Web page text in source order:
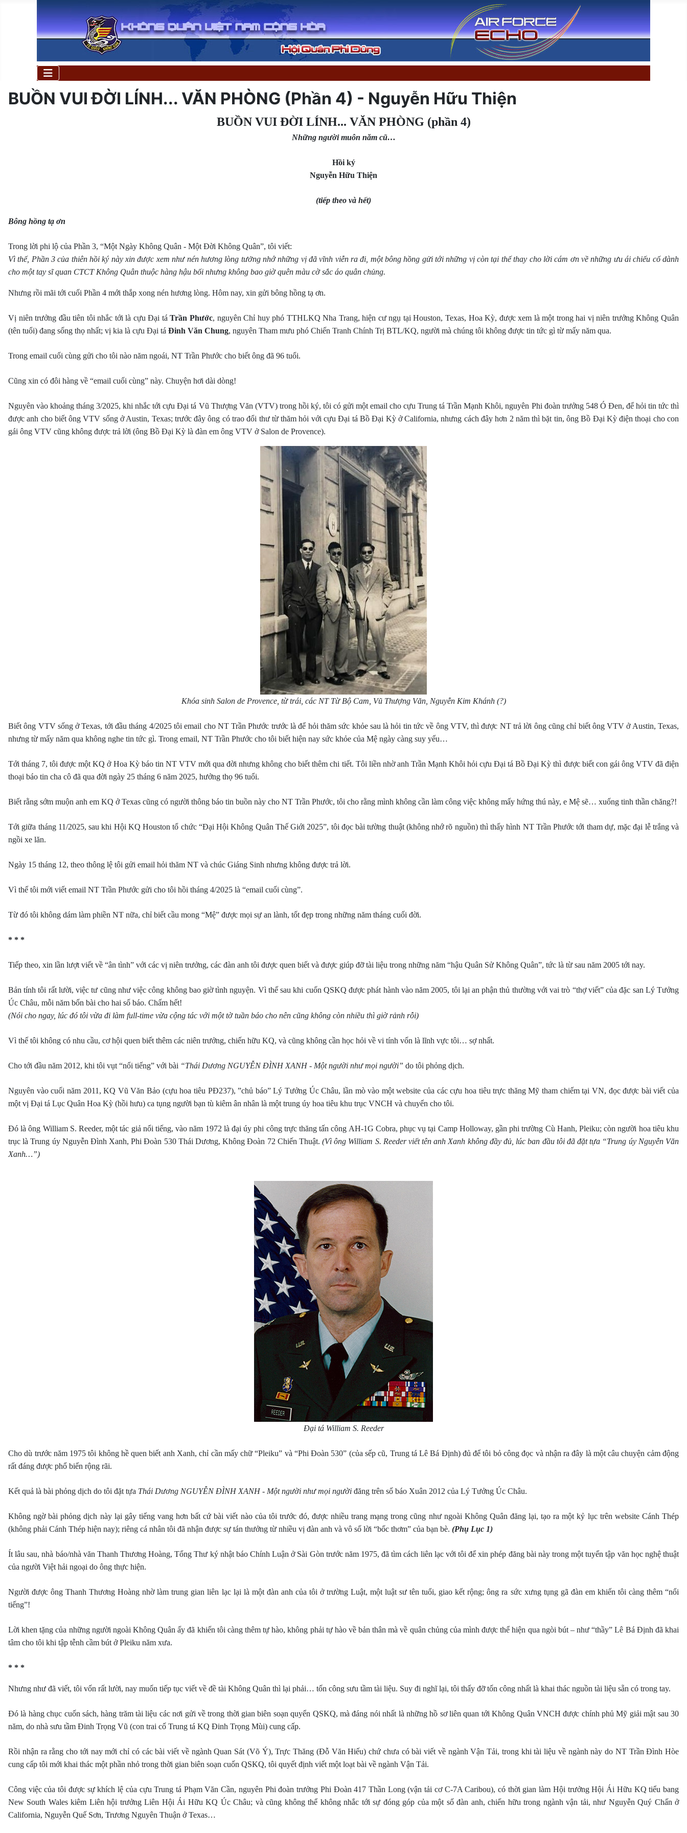
BUỒN VUI ĐỜI LÍNH... VĂN PHÒNG (Phần 4) - Nguyễn Hữu Thiện
BUỒN VUI ĐỜI LÍNH... VĂN PHÒNG (phần 4)
Những người muôn năm cũ…
Hồi ký
Nguyễn Hữu Thiện
(tiếp theo và hết)
Bông hồng tạ ơn
Trong lời phi lộ của Phần 3, “Một Ngày Không Quân - Một Đời Không Quân”, tôi viết:
Vì thế, Phần 3 của thiên hồi ký này xin được xem như nén hương lòng tưởng nhớ những vị đã vĩnh viễn ra đi, một bông hồng gửi tới những vị còn tại thế thay cho lời cám ơn về những ưu ái chiếu cố dành
cho một tay sĩ quan CTCT Không Quân thuộc hàng hậu bối nhưng không bao giờ quên màu cờ sắc áo quân chủng.
Nhưng rồi mãi tới cuối Phần 4 mới thắp xong nén hương lòng. Hôm nay, xin gửi bông hồng tạ ơn.
Vị niên trưởng đầu tiên tôi nhắc tới là cựu Đại tá Trần Phước, nguyên Chỉ huy phó TTHLKQ Nha Trang, hiện cư ngụ tại Houston, Texas, Hoa Kỳ, được xem là một trong hai vị niên trưởng Không Quân
(tên tuổi) đang sống thọ nhất; vị kia là cựu Đại tá Đinh Văn Chung, nguyên Tham mưu phó Chiến Tranh Chính Trị BTL/KQ, người mà chúng tôi không được tin tức gì từ mấy năm qua.
Trong email cuối cùng gửi cho tôi nào năm ngoái, NT Trần Phước cho biết ông đã 96 tuổi.
Cũng xin có đôi hàng về “email cuối cùng” này. Chuyện hơi dài dòng!
Nguyên vào khoảng tháng 3/2025, khi nhắc tới cựu Đại tá Vũ Thượng Văn (VTV) trong hồi ký, tôi có gửi một email cho cựu Trung tá Trần Mạnh Khôi, nguyên Phi đoàn trưởng 548 Ó Đen, để hỏi tin tức thì
được anh cho biết ông VTV sống ở Austin, Texas; trước đây ông có trao đổi thư từ thăm hỏi với cựu Đại tá Bồ Đại Kỳ ở California, nhưng cách đây hơn 2 năm thì bặt tin, ông Bồ Đại Kỳ điện thoại cho con
gái ông VTV cũng không được trả lời (ông Bồ Đại Kỳ là đàn em ông VTV ở Salon de Provence).
Khóa sinh Salon de Provence, từ trái, các NT Từ Bộ Cam, Vũ Thượng Văn, Nguyễn Kim Khánh (?)
Biết ông VTV sống ở Texas, tới đầu tháng 4/2025 tôi email cho NT Trần Phước trước là để hỏi thăm sức khỏe sau là hỏi tin tức về ông VTV, thì được NT trả lời ông cũng chỉ biết ông VTV ở Austin, Texas,
nhưng từ mấy năm qua không nghe tin tức gì. Trong email, NT Trần Phước cho tôi biết hiện nay sức khỏe của Mệ ngày càng suy yếu…
Tới tháng 7, tôi được một KQ ở Hoa Kỳ báo tin NT VTV mới qua đời nhưng không cho biết thêm chi tiết. Tôi liền nhờ anh Trần Mạnh Khôi hỏi cựu Đại tá Bồ Đại Kỳ thì được biết con gái ông VTV đã điện
thoại báo tin cha cô đã qua đời ngày 25 tháng 6 năm 2025, hưởng thọ 96 tuổi.
Biết rằng sớm muộn anh em KQ ở Texas cũng có người thông báo tin buồn này cho NT Trần Phước, tôi cho rằng mình không cần làm công việc không mấy hứng thú này, e Mệ sẽ… xuống tinh thần chăng?!
Tới giữa tháng 11/2025, sau khi Hội KQ Houston tổ chức “Đại Hội Không Quân Thế Giới 2025”, tôi đọc bài tường thuật (không nhớ rõ nguồn) thì thấy hình NT Trần Phước tới tham dự, mặc đại lễ trắng và
ngồi xe lăn.
Ngày 15 tháng 12, theo thông lệ tôi gửi email hỏi thăm NT và chúc Giáng Sinh nhưng không được trả lời.
Vì thế tôi mới viết email NT Trần Phước gửi cho tôi hồi tháng 4/2025 là “email cuối cùng”.
Từ đó tôi không dám làm phiền NT nữa, chỉ biết cầu mong “Mệ” được mọi sự an lành, tốt đẹp trong những năm tháng cuối đời.
* * *
Tiếp theo, xin lần lượt viết về “ân tình” với các vị niên trưởng, các đàn anh tôi được quen biết và được giúp đỡ tài liệu trong những năm “hậu Quân Sử Không Quân”, tức là từ sau năm 2005 tới nay.
Bản tính tôi rất lười, việc tư cũng như việc công không bao giờ tình nguyện. Vì thế sau khi cuốn QSKQ được phát hành vào năm 2005, tôi lại an phận thủ thường với vai trò “thợ viết” của đặc san Lý Tưởng
Úc Châu, mỗi năm bốn bài cho hai số báo. Chấm hết!
(Nói cho ngay, lúc đó tôi vừa đi làm full-time vừa cộng tác với một tờ tuần báo cho nên cũng không còn nhiều thì giờ rảnh rỗi)
Vì thế tôi không có nhu cầu, cơ hội quen biết thêm các niên trưởng, chiến hữu KQ, và cũng không cần học hỏi về vi tính vốn là lĩnh vực tôi… sợ nhất.
Cho tới đầu năm 2012, khi tôi vụt “nổi tiếng” với bài “Thái Dương NGUYỄN ĐÌNH XANH - Một người như mọi người” do tôi phỏng dịch.
Nguyên vào cuối năm 2011, KQ Vũ Văn Bảo (cựu hoa tiêu PĐ237), ”chủ báo” Lý Tưởng Úc Châu, lần mò vào một website của các cựu hoa tiêu trực thăng Mỹ tham chiếm tại VN, đọc được bài viết của
một vị Đại tá Lục Quân Hoa Kỳ (hồi hưu) ca tụng người bạn tù kiêm ân nhân là một trung úy hoa tiêu khu trục VNCH và chuyển cho tôi.
Đó là ông William S. Reeder, một tác giả nổi tiếng, vào năm 1972 là đại úy phi công trực thăng tấn công AH-1G Cobra, phục vụ tại Camp Holloway, gần phi trường Cù Hanh, Pleiku; còn người hoa tiêu khu
trục là Trung úy Nguyễn Đình Xanh, Phi Đoàn 530 Thái Dương, Không Đoàn 72 Chiến Thuật.(Vì ông William S. Reeder viết tên anh Xanh không đầy đủ, lúc ban đầu tôi đã đặt tựa “Trung úy Nguyễn Văn
Xanh…”)
Đại tá William S. Reeder
Cho dù trước năm 1975 tôi không hề quen biết anh Xanh, chỉ cần mấy chữ “Pleiku” và “Phi Đoàn 530” (của sếp cũ, Trung tá Lê Bá Định) đủ để tôi bỏ công đọc và nhận ra đây là một câu chuyện cảm động
rất đáng được phổ biến rộng rãi.
Kết quả là bài phỏng dịch do tôi đặt tựa Thái Dương NGUYỄN ĐÌNH XANH - Một người như mọi người đăng trên số báo Xuân 2012 của Lý Tưởng Úc Châu.
Không ngờ bài phỏng dịch này lại gây tiếng vang hơn bất cứ bài viết nào của tôi trước đó, được nhiều trang mạng trong cũng như ngoài Không Quân đăng lại, tạo ra một kỷ lục trên website Cánh Thép
(không phải Cánh Thép hiện nay); riêng cá nhân tôi đã nhận được sự tán thưởng từ nhiều vị đàn anh và vô số lời “bốc thơm” của bạn bè. (Phụ Lục 1)
Ít lâu sau, nhà báo/nhà văn Thanh Thương Hoàng, Tổng Thư ký nhật báo Chính Luận ở Sài Gòn trước năm 1975, đã tìm cách liên lạc với tôi để xin phép đăng bài này trong một tuyển tập văn học nghệ thuật
của người Việt hải ngoại do ông thực hiện.
Người được ông Thanh Thương Hoàng nhờ làm trung gian liên lạc lại là một đàn anh của tôi ở trường Luật, một luật sư tên tuổi, giao kết rộng; ông ra sức xưng tụng gã đàn em khiến tôi càng thêm “nổi
tiếng”!
Lời khen tặng của những người ngoài Không Quân ấy đã khiến tôi càng thêm tự hào, không phải tự hào về bản thân mà về quân chủng của mình được thể hiện qua ngòi bút – như “thầy” Lê Bá Định đã khai
tâm cho tôi khi tập tễnh cầm bút ở Pleiku năm xưa.
* * *
Nhưng như đã viết, tôi vốn rất lười, nay muốn tiếp tục viết về đề tài Không Quân thì lại phải… tốn công sưu tầm tài liệu. Suy đi nghĩ lại, tôi thấy đỡ tốn công nhất là khai thác nguồn tài liệu sẵn có trong tay.
Đó là hàng chục cuốn sách, hàng trăm tài liệu các nơi gửi về trong thời gian biên soạn quyển QSKQ, mà đáng nói nhất là những hồ sơ liên quan tới Không Quân VNCH được chính phủ Mỹ giải mật sau 30
năm, do nhà sưu tầm Đinh Trọng Vũ (con trai cố Trung tá KQ Đinh Trọng Mùi) cung cấp.
Rồi nhận ra rằng cho tới nay mới chỉ có các bài viết về ngành Quan Sát (Võ Ý), Trực Thăng (Đỗ Văn Hiếu) chứ chưa có bài viết về ngành Vận Tải, trong khi tài liệu về ngành này do NT Trần Đình Hòe
cung cấp tôi mới khai thác một phần nhỏ trong thời gian biên soạn cuốn QSKQ, tôi quyết định viết một loạt bài về ngành Vận Tải.
Công việc của tôi được sự khích lệ của cựu Trung tá Phạm Văn Cần, nguyên Phi đoàn trưởng Phi Đoàn 417 Thần Long (vận tải cơ C-7A Caribou), có thời gian làm Hội trưởng Hội Ái Hữu KQ tiểu bang
New South Wales kiêm Liên hội trưởng Liên Hội Ái Hữu KQ Úc Châu; và cũng không thể không nhắc tới sự đóng góp của một số đàn anh, chiến hữu trong ngành vận tải, như Nguyễn Quý Chấn ở
California, Nguyễn Quế Sơn, Trương Nguyên Thuận ở Texas…